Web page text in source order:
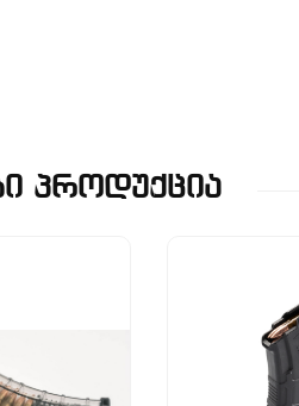
Პროდუქცია